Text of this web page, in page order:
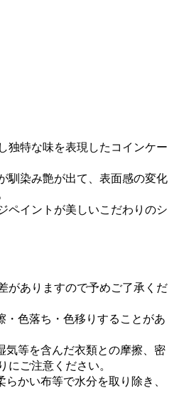
独特な味を表現したコインケー
馴染み艶が出て、表面感の変化
ペイントが美しいこだわりのシ
がありますので予めご了承くだ
色落ち・色移りすることがあ
等を含んだ衣類との摩擦、密
ご注意ください。
かい布等で水分を取り除き、